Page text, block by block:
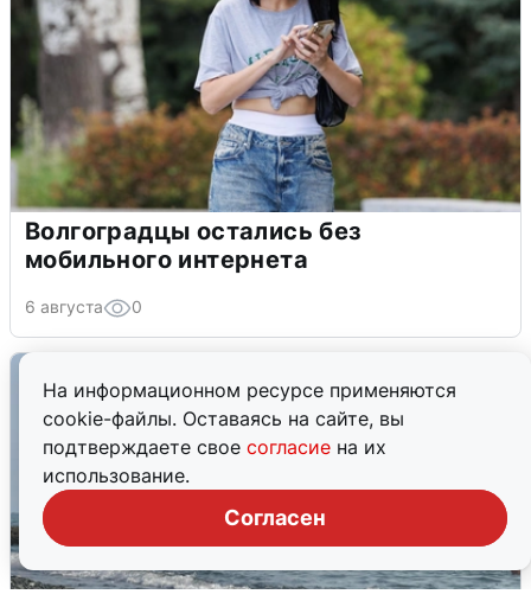
На информационном ресурсе применяются
cookie-файлы. Оставаясь на сайте, вы
подтверждаете свое согласие на их
использование.
Согласен
Волгоградцы остались без
мобильного интернета
6 августа 0